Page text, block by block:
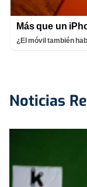
Más que un
¿El móvil también
Noticias